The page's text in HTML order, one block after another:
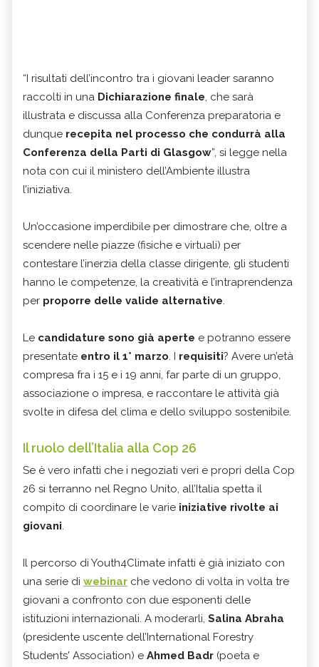
“I risultati dell’incontro tra i giovani leader saranno
raccolti in una Dichiarazione finale, che sarà
illustrata e discussa alla Conferenza preparatoria e
dunque recepita nel processo che condurrà alla
Conferenza della Parti di Glasgow”, si legge nella
nota con cui il ministero dell’Ambiente illustra
l’iniziativa.
Un’occasione imperdibile per dimostrare che, oltre a
scendere nelle piazze (fisiche e virtuali) per
contestare l’inerzia della classe dirigente, gli studenti
hanno le competenze, la creatività e l’intraprendenza
per proporre delle valide alternative.
Le candidature sono già aperte e potranno essere
presentate entro il 1° marzo. I requisiti? Avere un’età
compresa fra i 15 e i 19 anni, far parte di un gruppo,
associazione o impresa, e raccontare le attività già
svolte in difesa del clima e dello sviluppo sostenibile.
Il ruolo dell’Italia alla Cop 26
Se è vero infatti che i negoziati veri e propri della Cop
26 si terranno nel Regno Unito, all’Italia spetta il
compito di coordinare le varie iniziative rivolte ai
giovani.
Il percorso di Youth4Climate infatti è già iniziato con
una serie di webinar che vedono di volta in volta tre
giovani a confronto con due esponenti delle
istituzioni internazionali. A moderarli, Salina Abraha
(presidente uscente dell’International Forestry
Students' Association) e Ahmed Badr (poeta e